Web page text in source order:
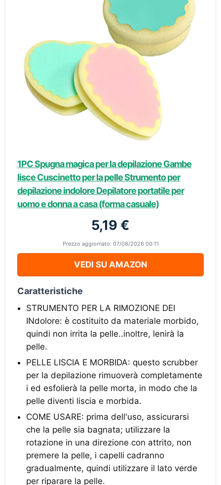
1PC Spugna magica per la depilazione Gambe
lisce Cuscinetto per la pelle Strumento per
depilazione indolore Depilatore portatile per
uomo e donna a casa (forma casuale)
5,19 €
Prezzo aggiornato: 07/08/2026 00:11
VEDI SU AMAZON
Caratteristiche
STRUMENTO PER LA RIMOZIONE DEI
INdolore: è costituito da materiale morbido,
quindi non irrita la pelle..inoltre, lenirà la
pelle.
PELLE LISCIA E MORBIDA: questo scrubber
per la depilazione rimuoverà completamente
i ed esfolierà la pelle morta, in modo che la
pelle diventi liscia e morbida.
COME USARE: prima dell'uso, assicurarsi
che la pelle sia bagnata; utilizzare la
rotazione in una direzione con attrito, non
premere la pelle, i capelli cadranno
gradualmente, quindi utilizzare il lato verde
per riparare la pelle.